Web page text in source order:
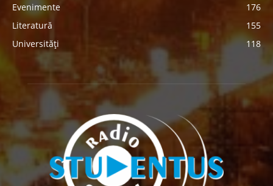
Evenimente
176
Literatură
155
Universități
118